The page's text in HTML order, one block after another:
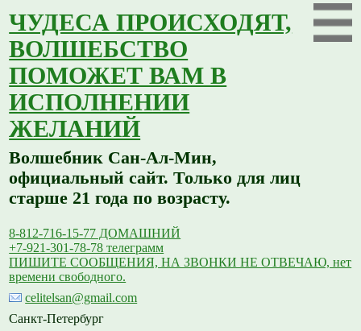
ЧУДЕСА ПРОИСХОДЯТ,
ВОЛШЕБСТВО
ПОМОЖЕТ ВАМ В
ИСПОЛНЕНИИ
ЖЕЛАНИЙ
Волшебник Сан-Ал-Мин,
официальный сайт. Только для лиц
старше 21 года по возрасту.
8-812-716-15-77 ДОМАШНИЙ
+7-921-301-78-78 телеграмм
ПИШИТЕ СООБЩЕНИЯ, НА ЗВОНКИ НЕ ОТВЕЧАЮ, нет
времени свободного.
celitelsan@gmail.com
Санкт-Петербург